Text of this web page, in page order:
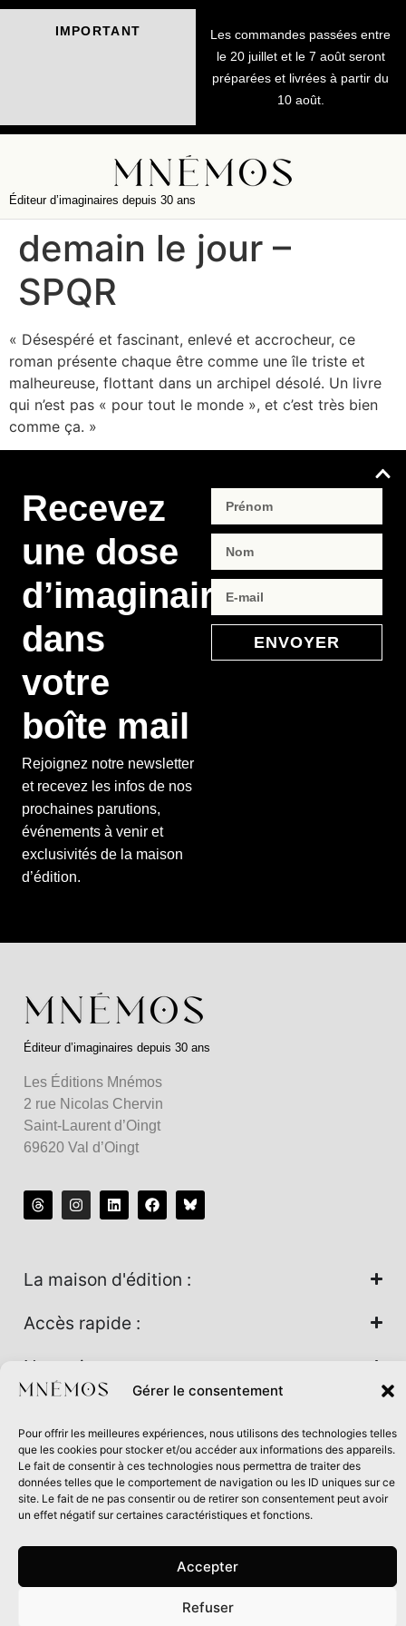
Gérer le consentement
Pour offrir les meilleures expériences, nous utilisons des technologies telles
que les cookies pour stocker et/ou accéder aux informations des appareils.
Le fait de consentir à ces technologies nous permettra de traiter des
données telles que le comportement de navigation ou les ID uniques sur ce
site. Le fait de ne pas consentir ou de retirer son consentement peut avoir
un effet négatif sur certaines caractéristiques et fonctions.
Accepter
Refuser
IMPORTANT
Les commandes passées entre
le 20 juillet et le 7 août seront
préparées et livrées à partir du
10 août.
Éditeur d’imaginaires depuis 30 ans
demain le jour –
SPQR
« Désespéré et fascinant, enlevé et accrocheur, ce
roman présente chaque être comme une île triste et
malheureuse, flottant dans un archipel désolé. Un livre
qui n’est pas « pour tout le monde », et c’est très bien
comme ça. »
Recevez
une dose
d’imaginaire
dans
votre
boîte mail
Rejoignez notre newsletter
et recevez les infos de nos
prochaines parutions,
événements à venir et
exclusivités de la maison
d’édition.
ENVOYER
Éditeur d’imaginaires depuis 30 ans
Les Éditions Mnémos
2 rue Nicolas Chervin
Saint-Laurent d’Oingt
69620 Val d’Oingt
La maison d'édition :
Accès rapide :
Nos univers :
Maison d’édition soutenue par la DRAC Auvergne-Rhône-
Alpes et la Région Auvergne-Rhône-Alpes dans le cadre du
Contrat de filière Livre 2024